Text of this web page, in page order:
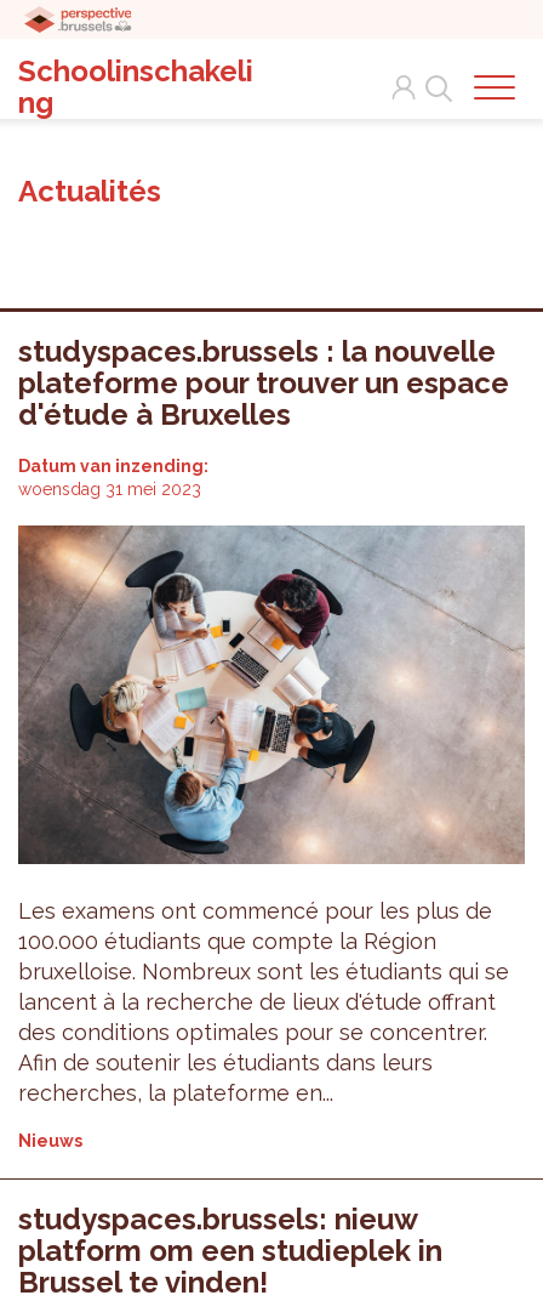
Schoolinschakeli
ng
Search
Actualités
studyspaces.brussels : la nouvelle
plateforme pour trouver un espace
d'étude à Bruxelles
Datum van inzending:
woensdag 31 mei 2023
Les examens ont commencé pour les plus de
100.000 étudiants que compte la Région
bruxelloise. Nombreux sont les étudiants qui se
lancent à la recherche de lieux d'étude offrant
des conditions optimales pour se concentrer.
Afin de soutenir les étudiants dans leurs
recherches, la plateforme en...
Nieuws
studyspaces.brussels: nieuw
platform om een studieplek in
Brussel te vinden!